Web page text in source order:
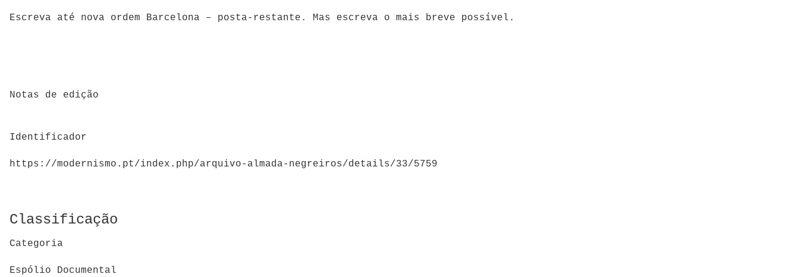
Escreva até nova ordem Barcelona – posta-restante. Mas escreva o mais breve possível.
Notas de edição
Identificador
https://modernismo.pt/index.php/arquivo-almada-negreiros/details/33/5759
Classificação
Categoria
Espólio Documental